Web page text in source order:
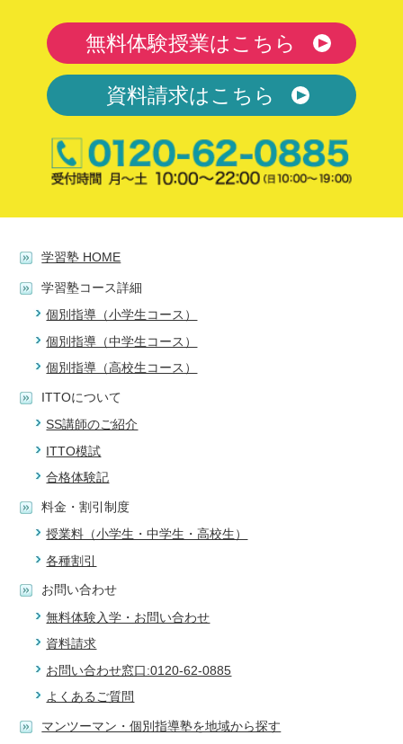
無料体験授業はこちら
資料請求はこちら
学習塾 HOME
学習塾コース詳細
個別指導（小学生コース）
個別指導（中学生コース）
個別指導（高校生コース）
ITTOについて
SS講師のご紹介
ITTO模試
合格体験記
料金・割引制度
授業料（小学生・中学生・高校生）
各種割引
お問い合わせ
無料体験入学・お問い合わせ
資料請求
お問い合わせ窓口:0120-62-0885
よくあるご質問
マンツーマン・個別指導塾を地域から探す